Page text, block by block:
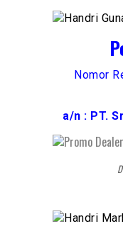
Nomor
a/n : PT.